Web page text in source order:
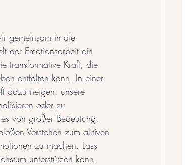
gemeinsam in die
der Emotionsarbeit ein
transformative Kraft, die
entfalten kann. In einer
dazu neigen, unsere
oder zu
von großer Bedeutung,
Verstehen zum aktiven
zu machen. Lass
unterstützen kann.